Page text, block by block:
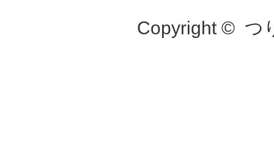
Copyright © つ